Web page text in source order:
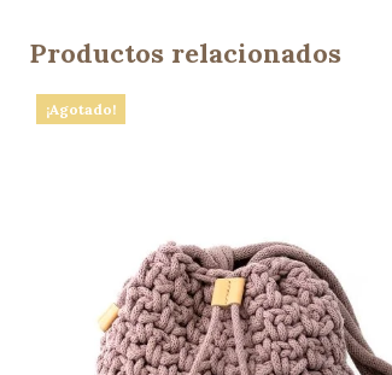
Productos relacionados
¡Agotado!